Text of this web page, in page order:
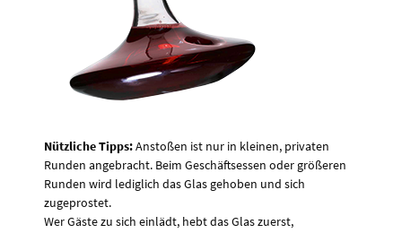
Nützliche Tipps:Anstoßen ist nur in kleinen, privaten
Runden angebracht. Beim Geschäftsessen oder größeren
Runden wird lediglich das Glas gehoben und sich
zugeprostet.
Wer Gäste zu sich einlädt, hebt das Glas zuerst,